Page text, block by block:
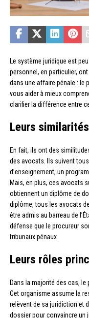
Le système juridique est
personnel, en particulier,
dans une affaire pénale : le
vous aider à mieux
clarifier la différence entre
Leurs similarités
En fait, ils ont des
des avocats. Ils suivent
d’enseignement, un
Mais, en plus, ces avocats
obtiennent un diplôme de
diplôme, tous les avocats
être admis au barreau de
défense que le procureur
tribunaux pénaux.
Leurs rôles
Dans la majorité des cas,
Cet organisme assume la
relèvent de sa juridiction et
dossier pour convaincre un